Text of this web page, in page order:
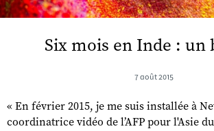
Six mois en Inde : un
7 août 2015
« En février 2015, je me suis installée à
coordinatrice vidéo de l’AFP pour l'Asie